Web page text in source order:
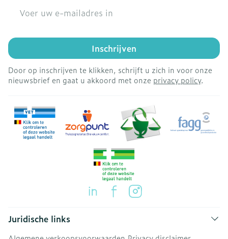
Inschrijven
Door op inschrijven te klikken, schrijft u zich in voor onze
nieuwsbrief en gaat u akkoord met onze privacy policy.
Juridische links